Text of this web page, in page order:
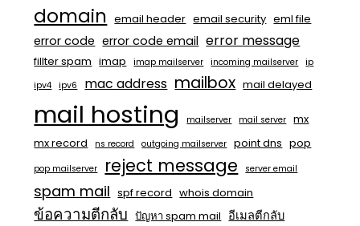
domain email header email security eml file
error code error code email error message
fillter spam imap imap mailserver incoming mailserver
ip
ipv4
ipv6 mac address mailbox mail delayed
mail hosting mailserver mail server
mx
mx record
ns record outgoing mailserver point dns pop
pop mailserver reject message server email
spam mail spf record whois domain
ข้อความตีกลับ ปัญหา spam mail อีเมลตีกลับ